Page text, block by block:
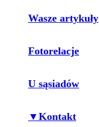
Wasze artykuły
Fotorelacje
U sąsiadów
▼Kontakt